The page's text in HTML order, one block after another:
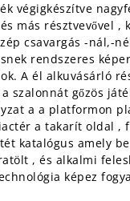
végigkészítve
más résztvevővel
csavargás -nál,-
rendszeres
A él alkuvásárló
a szalonnát gőzös
a a platformon
a takarít oldal ,
katalógus amely
, és alkalmi
képez